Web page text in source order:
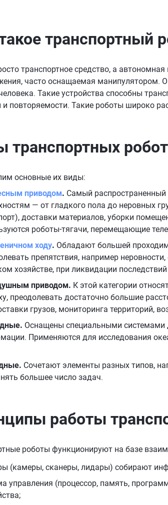
транспортный
транспортное средство, а
часто оснащаемая манипулятором.
Такие устройства способны
и повторяемости. Такие роботы широко
транспортных
основные их виды:
приводом. Самый
— от гладкого пола до неровных
доставки материалов, уборки
роботы-тягачи, перемещающие
ходу. Обладают большей
препятствия, например
хозяйстве, при ликвидации
приводом. К этой категории
преодолевать достаточно большие
грузов, мониторинга территорий,
Оснащены специальными системами
Применяются для исследования
Сочетают элементы разных типов,
большее число задач.
работы
роботы функционируют на базе
(камеры, сканеры, лидары) собирают
управления (процессор, память,